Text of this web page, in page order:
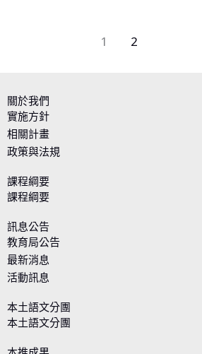
1 2
關於我們
實施方針
相關計畫
政策與法規
課程綱要
課程綱要
訊息公告
教育局公告
最新消息
活動訊息
本土語文分團
本土語文分團